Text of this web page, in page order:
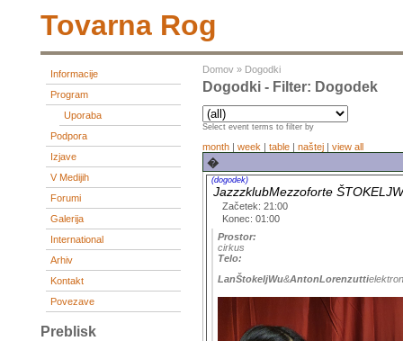
Tovarna Rog
Informacije
Program
Uporaba
Podpora
Izjave
V Medijih
Forumi
Galerija
International
Arhiv
Kontakt
Povezave
Preblisk
Domov » Dogodki
Dogodki - Filter: Dogodek
Select event terms to filter by
month | week | table | naštej | view all
�
(dogodek)
JazzzklubMezzoforte
Začetek: 21:00
Konec: 01:00
Prostor:
cirkus
Telo:
LanŠtokeljWu&AntonLorenzutti